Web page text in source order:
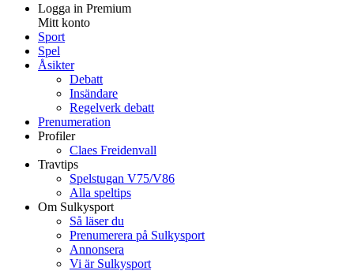
Logga in Premium
Mitt konto
Sport
Spel
Åsikter
Debatt
Insändare
Regelverk debatt
Prenumeration
Profiler
Claes Freidenvall
Travtips
Spelstugan V75/V86
Alla speltips
Om Sulkysport
Så läser du
Prenumerera på Sulkysport
Annonsera
Vi är Sulkysport